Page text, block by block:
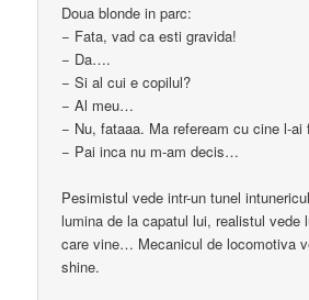
Doua blonde in parc:
− Fata, vad ca esti gravida!
− Da….
− Si al cui e copilul?
− Al meu…
− Nu, fataaa. Ma refeream cu cine l-ai
− Pai inca nu m-am decis…
Pesimistul vede intr-un tunel
lumina de la capatul lui, realistul vede
care vine… Mecanicul de locomotiva
shine.